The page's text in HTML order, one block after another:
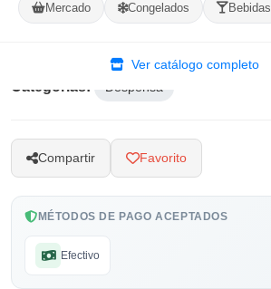
Mercado Congelados Bebidas
Ver catálogo completo
Categorías: Despensa
Compartir Favorito
MÉTODOS DE PAGO ACEPTADOS
Efectivo